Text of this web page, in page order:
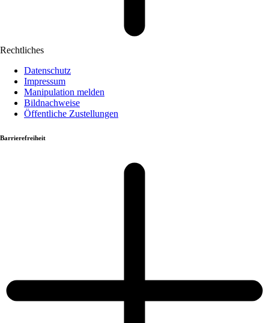
Rechtliches
Datenschutz
Impressum
Manipulation melden
Bildnachweise
Öffentliche Zustellungen
Barrierefreiheit